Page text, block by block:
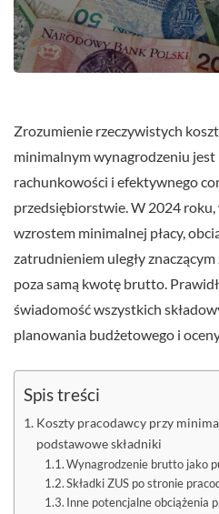
Zrozumienie rzeczywistych
minimalnym wynagrodzeniu
rachunkowości i efektywnego
przedsiębiorstwie. W 2024
wzrostem minimalnej płacy,
zatrudnieniem uległy
poza samą kwotę brutto.
świadomość wszystkich
planowania budżetowego i
Spis treści
Koszty pracodawcy przy
podstawowe składniki
Wynagrodzenie brutto jako
Składki ZUS po stronie
Inne potencjalne obciążenia